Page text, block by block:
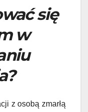
się
w
z osobą zmarłą